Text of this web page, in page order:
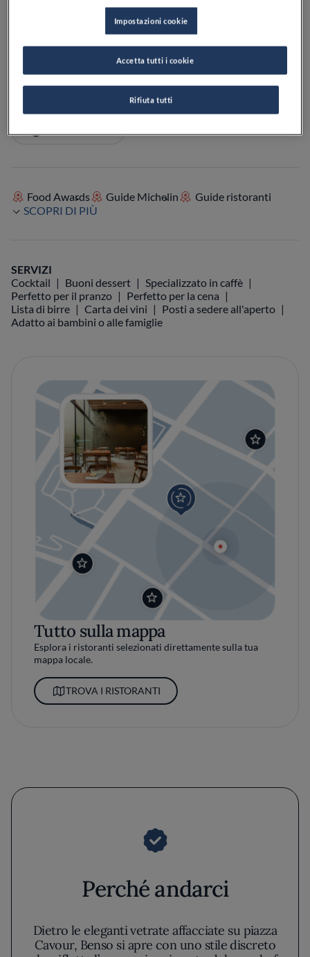
VEDI SULLA MAPPA
Food Awards Guide Michelin
Guide ristoranti
SCOPRI DI PIÙ
SERVIZI
Cocktail
Buoni dessert
Specializzato in caffè
Perfetto per il pranzo
Perfetto per la cena
Lista di birre
Carta dei vini
Posti a sedere all'aperto
Adatto ai bambini o alle famiglie
Tutto sulla mappa
Esplora i ristoranti selezionati direttamente sulla tua
mappa locale.
TROVA I RISTORANTI
Perché andarci
Dietro le eleganti vetrate affacciate su piazza
Cavour, Benso si apre con uno stile discreto
Impostazioni cookie
Rifiuta tutti
Accetta tutti i cookie